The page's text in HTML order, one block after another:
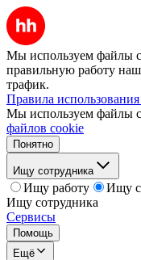
Мы используем файлы
правильную работу
трафик.
Правила
Мы используем файлы
файлов cookie
Понятно
Ищу сотрудника
Ищу работу
Ищу
Ищу сотрудника
Сервисы
Помощь
Ещё